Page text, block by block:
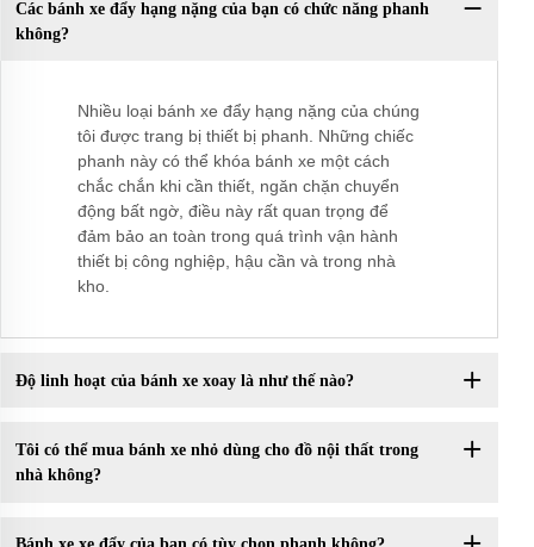
Các bánh xe đẩy hạng nặng của bạn có chức năng phanh
không?
Nhiều loại bánh xe đẩy hạng nặng của chúng
tôi được trang bị thiết bị phanh. Những chiếc
phanh này có thể khóa bánh xe một cách
chắc chắn khi cần thiết, ngăn chặn chuyển
động bất ngờ, điều này rất quan trọng để
đảm bảo an toàn trong quá trình vận hành
thiết bị công nghiệp, hậu cần và trong nhà
kho.
Độ linh hoạt của bánh xe xoay là như thế nào?
Tôi có thể mua bánh xe nhỏ dùng cho đồ nội thất trong
nhà không?